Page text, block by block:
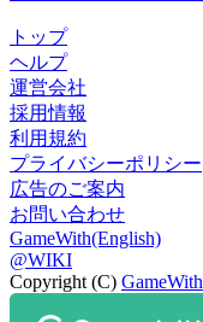
トップ
ヘルプ
運営会社
採用情報
利用規約
プライバシーポリシー
広告のご案内
お問い合わせ
GameWith(English)
@WIKI
Copyright (C) GameWith